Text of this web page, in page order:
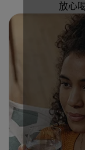
放心